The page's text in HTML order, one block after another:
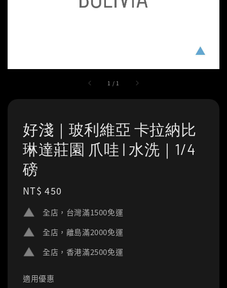
1 / 1
好淺｜玻利維亞 卡拉納比
琳達莊園 爪哇 | 水洗｜1/4
磅
Regular
NT$ 450
全店，台灣滿1500免運
全店，離島滿2000免運
全店，香港滿2500免運
適用優惠